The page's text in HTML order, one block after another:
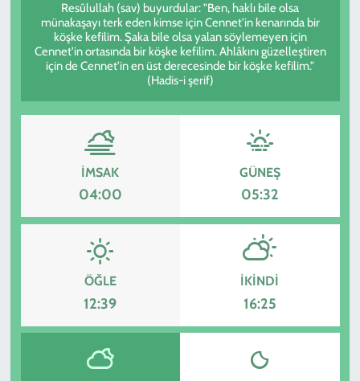
Resûlullah (sav) buyurdular: "Ben, haklı bile olsa
münakaşayı terk eden kimse için Cennet'in kenarında bir
köşke kefilim. Şaka bile olsa yalan söylemeyen için
Cennet'in ortasında bir köşke kefilim. Ahlâkını güzelleştiren
için de Cennet'in en üst derecesinde bir köşke kefilim."
(Hadis-i şerif)
İMSAK
04:00
GÜNEŞ
05:32
ÖĞLE
12:39
İKINDI
16:25
TEKNOLOJİ
YAŞAM